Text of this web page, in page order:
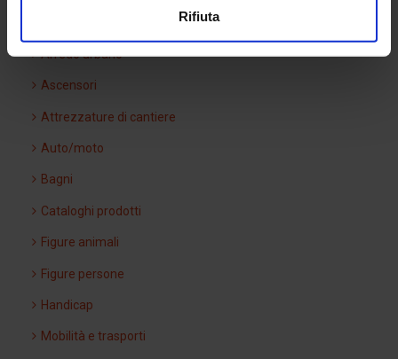
Rifiuta
Arredo urbano
Ascensori
Attrezzature di cantiere
Auto/moto
Bagni
Cataloghi prodotti
Figure animali
Figure persone
Handicap
Mobilità e trasporti